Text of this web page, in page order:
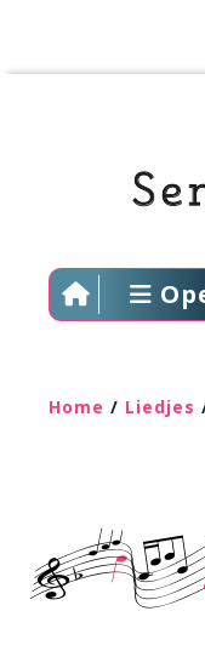
Home / Liedjes